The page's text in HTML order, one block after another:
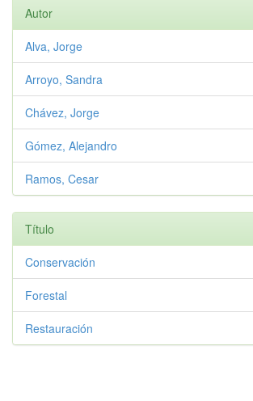
Autor
Alva, Jorge
Arroyo, Sandra
Chávez, Jorge
Gómez, Alejandro
Ramos, Cesar
Título
Conservación
Forestal
Restauración